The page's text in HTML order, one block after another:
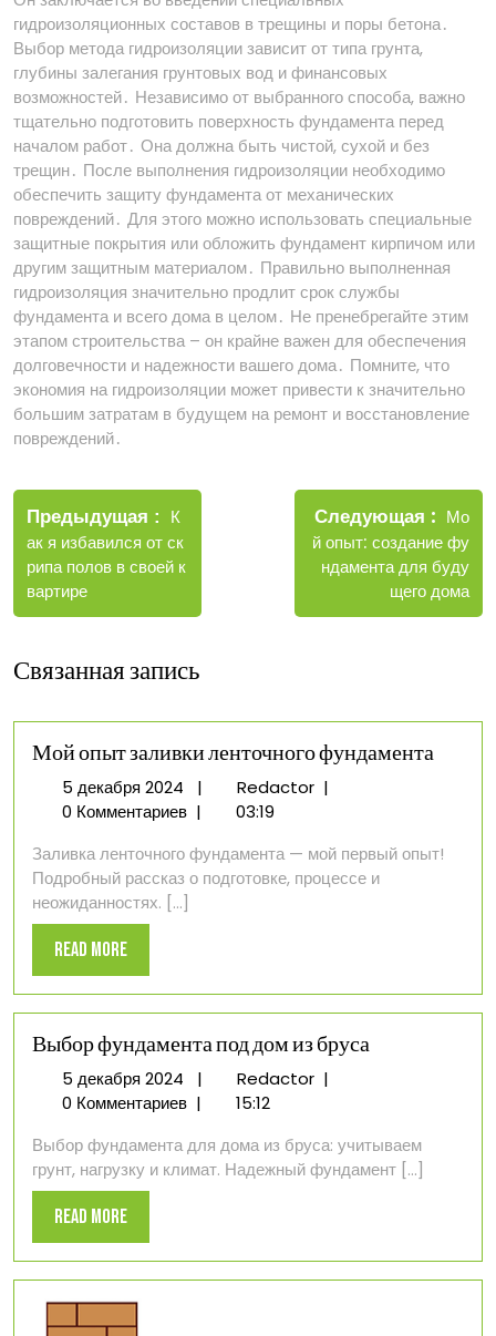
гидроизоляционных составов в трещины и поры бетона․
Выбор метода гидроизоляции зависит от типа грунта,
глубины залегания грунтовых вод и финансовых
возможностей․ Независимо от выбранного способа, важно
тщательно подготовить поверхность фундамента перед
началом работ․ Она должна быть чистой, сухой и без
трещин․ После выполнения гидроизоляции необходимо
обеспечить защиту фундамента от механических
повреждений․ Для этого можно использовать специальные
защитные покрытия или обложить фундамент кирпичом или
другим защитным материалом․ Правильно выполненная
гидроизоляция значительно продлит срок службы
фундамента и всего дома в целом․ Не пренебрегайте этим
этапом строительства – он крайне важен для обеспечения
долговечности и надежности вашего дома․ Помните, что
экономия на гидроизоляции может привести к значительно
большим затратам в будущем на ремонт и восстановление
повреждений․
Навигация
по
записям
Предыдущая
Старые
записи
К
ак я избавился от ск
рипа полов в своей к
вартире
Следующая
Новые
записи
Мо
й опыт: создание фу
ндамента для буду
щего дома
Связанная запись
Мой опыт заливки ленточного фундамента
5 декабря 20245
декабря
| RedactorМой
ленточного
фундамента
|
0 Комментариев |
03:19
Заливка ленточного фундамента — мой первый опыт!
Подробный рассказ о подготовке, процессе и
неожиданностях. [...]
Read MoreRead
More
Выбор фундамента под дом из бруса
5 декабря 20245
декабря
| RedactorВыбор
дом
из
|
0 Комментариев |
15:12
Выбор фундамента для дома из бруса: учитываем
грунт, нагрузку и климат. Надежный фундамент [...]
Read MoreRead
More